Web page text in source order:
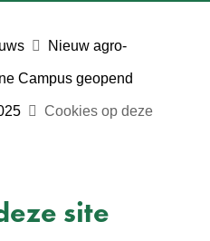
Nieuw agro-
Campus geopend
Cookies op deze
site